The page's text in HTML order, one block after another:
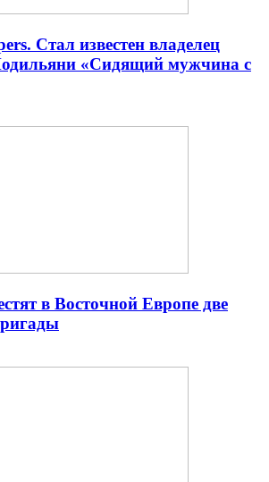
Стал известен владелец
«Сидящий мужчина с
в Восточной Европе две